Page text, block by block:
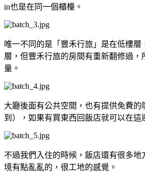
in也是在同一個櫃檯。
唯一不同的是「豐禾行旅」是在低樓
層，但豐禾行旅的房間有重新翻修過，
量。
大廳後面有公共空間，也有提供免費的
到），如果有買東西回飯店就可以在這
不過我們入住的時候，飯店還有很多地
境有點亂亂的，很工地的感覺。